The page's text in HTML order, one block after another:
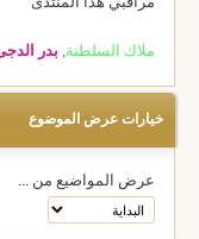
مراقبي هذا المنتدى
ملاك السلطنة, بدر
خيارات عرض الموضوع
عرض المواضيع من ...